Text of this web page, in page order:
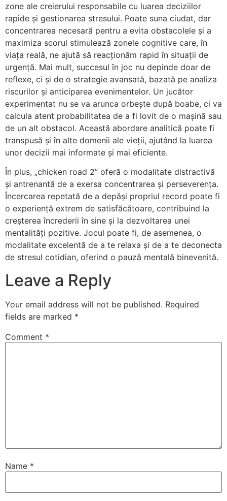
zone ale creierului responsabile cu luarea deciziilor
rapide și gestionarea stresului. Poate suna ciudat, dar
concentrarea necesară pentru a evita obstacolele și a
maximiza scorul stimulează zonele cognitive care, în
viața reală, ne ajută să reacționăm rapid în situații de
urgență. Mai mult, succesul în joc nu depinde doar de
reflexe, ci și de o strategie avansată, bazată pe analiza
riscurilor și anticiparea evenimentelor. Un jucător
experimentat nu se va arunca orbește după boabe, ci va
calcula atent probabilitatea de a fi lovit de o mașină sau
de un alt obstacol. Această abordare analitică poate fi
transpusă și în alte domenii ale vieții, ajutând la luarea
unor decizii mai informate și mai eficiente.
În plus, „chicken road 2” oferă o modalitate distractivă
și antrenantă de a exersa concentrarea și perseverența.
Încercarea repetată de a depăși propriul record poate fi
o experiență extrem de satisfăcătoare, contribuind la
creșterea încrederii în sine și la dezvoltarea unei
mentalități pozitive. Jocul poate fi, de asemenea, o
modalitate excelentă de a te relaxa și de a te deconecta
de stresul cotidian, oferind o pauză mentală binevenită.
Leave a Reply
Your email address will not be published. Required
fields are marked *
Comment *
Name *